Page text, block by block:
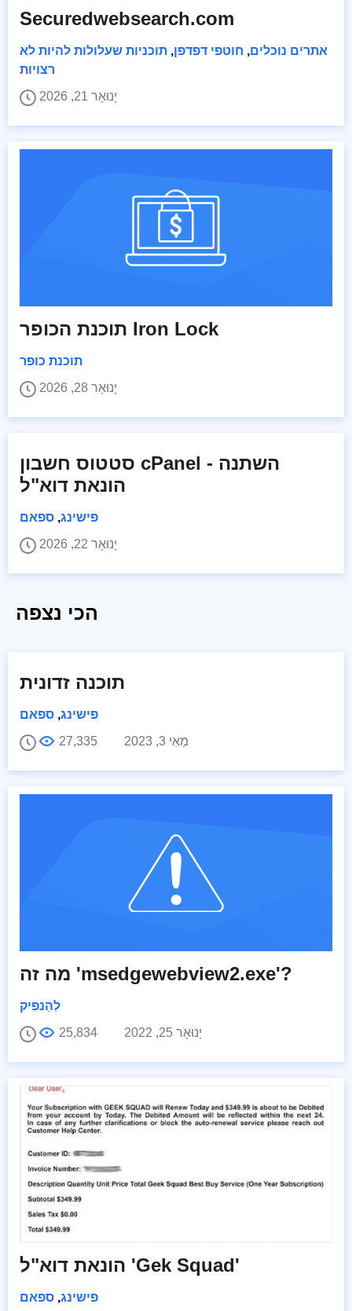
Securedwebsearch.com
אתרים נוכלים, חוטפי דפדפן, תוכניות שעלולות להיות לא
רצויות
יָנוּאָר 21, 2026
תוכנת הכופר Iron Lock
תוכנת כופר
יָנוּאָר 28, 2026
סטטוס חשבון cPanel השתנה -
הונאת דוא"ל
פישינג, ספאם
יָנוּאָר 22, 2026
הכי נצפה
תוכנה זדונית
פישינג, ספאם
מַאִי 3, 2023
27,335
מה זה 'msedgewebview2.exe'?
לְהַנפִּיק
יָנוּאָר 25, 2022
25,834
הונאת דוא"ל 'Gek Squad'
פישינג, ספאם